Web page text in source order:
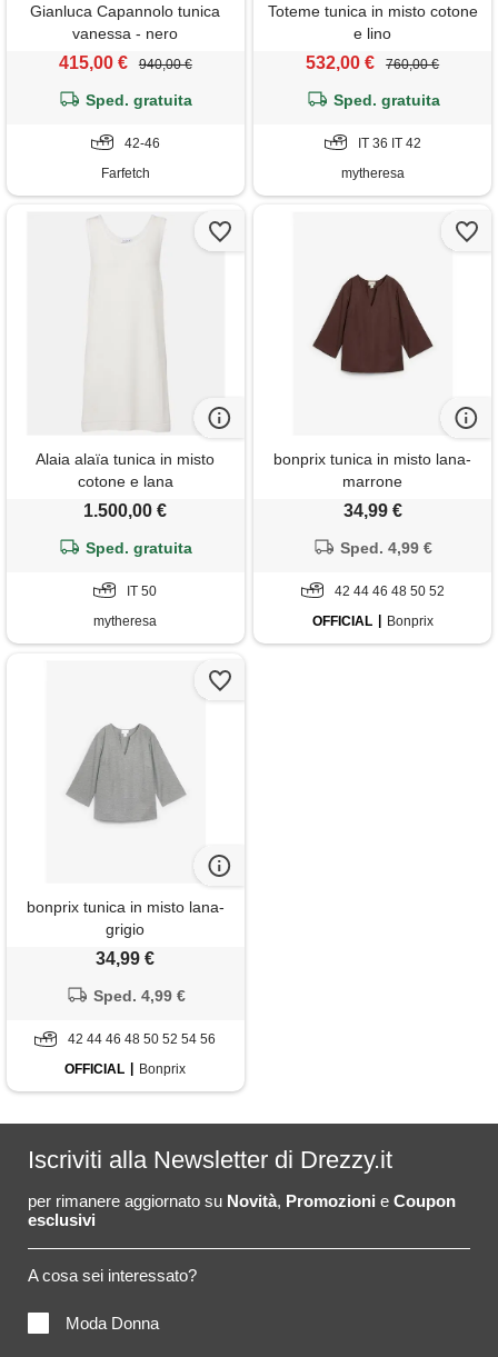
Gianluca Capannolo tunica
vanessa - nero
415,00 € 940,00 €
Sped. gratuita
42-46
Farfetch
Toteme tunica in misto cotone
e lino
532,00 € 760,00 €
Sped. gratuita
IT 36 IT 42
mytheresa
Alaia alaïa tunica in misto
cotone e lana
1.500,00 €
Sped. gratuita
IT 50
mytheresa
bonprix tunica in misto lana-
marrone
34,99 €
Sped. 4,99 €
42 44 46 48 50 52
OFFICIAL
Bonprix
bonprix tunica in misto lana-
grigio
34,99 €
Sped. 4,99 €
42 44 46 48 50 52 54 56
OFFICIAL
Bonprix
Iscriviti alla Newsletter di Drezzy.it
per rimanere aggiornato su Novità, Promozioni e Coupon
esclusivi
A cosa sei interessato?
Moda Donna